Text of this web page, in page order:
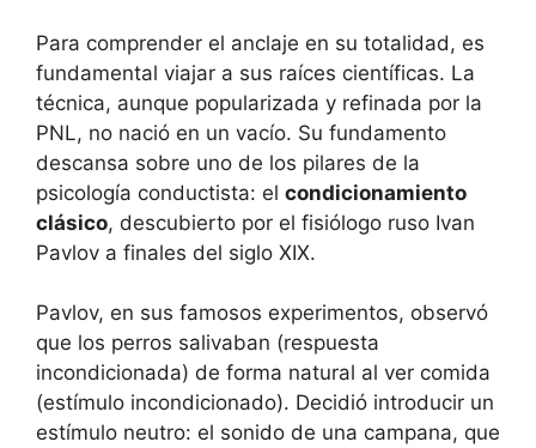
Para comprender el anclaje en su totalidad, es
fundamental viajar a sus raíces científicas. La
técnica, aunque popularizada y refinada por la
PNL, no nació en un vacío. Su fundamento
descansa sobre uno de los pilares de la
psicología conductista: el condicionamiento
clásico, descubierto por el fisiólogo ruso Ivan
Pavlov a finales del siglo XIX.
Pavlov, en sus famosos experimentos, observó
que los perros salivaban (respuesta
incondicionada) de forma natural al ver comida
(estímulo incondicionado). Decidió introducir un
estímulo neutro: el sonido de una campana, que